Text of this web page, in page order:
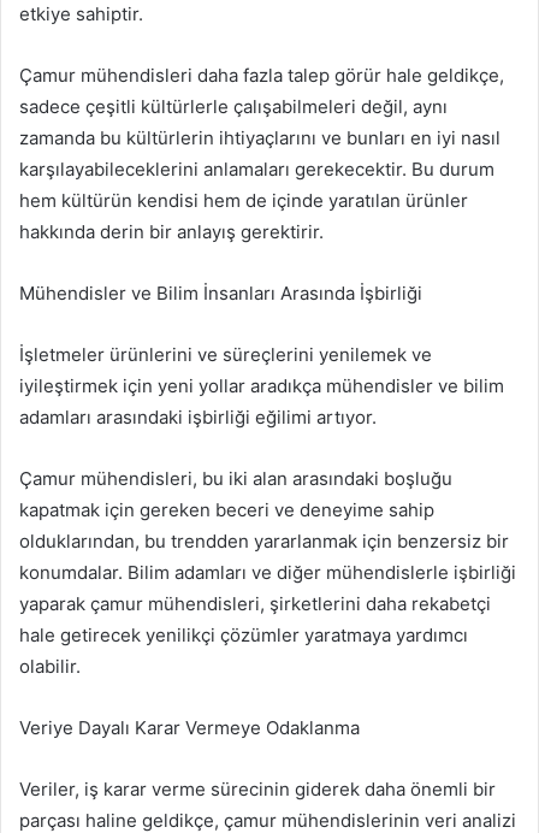
etkiye sahiptir.
Çamur mühendisleri daha fazla talep görür hale geldikçe,
sadece çeşitli kültürlerle çalışabilmeleri değil, aynı
zamanda bu kültürlerin ihtiyaçlarını ve bunları en iyi nasıl
karşılayabileceklerini anlamaları gerekecektir. Bu durum
hem kültürün kendisi hem de içinde yaratılan ürünler
hakkında derin bir anlayış gerektirir.
Mühendisler ve Bilim İnsanları Arasında İşbirliği
İşletmeler ürünlerini ve süreçlerini yenilemek ve
iyileştirmek için yeni yollar aradıkça mühendisler ve bilim
adamları arasındaki işbirliği eğilimi artıyor.
Çamur mühendisleri, bu iki alan arasındaki boşluğu
kapatmak için gereken beceri ve deneyime sahip
olduklarından, bu trendden yararlanmak için benzersiz bir
konumdalar. Bilim adamları ve diğer mühendislerle işbirliği
yaparak çamur mühendisleri, şirketlerini daha rekabetçi
hale getirecek yenilikçi çözümler yaratmaya yardımcı
olabilir.
Veriye Dayalı Karar Vermeye Odaklanma
Veriler, iş karar verme sürecinin giderek daha önemli bir
parçası haline geldikçe, çamur mühendislerinin veri analizi